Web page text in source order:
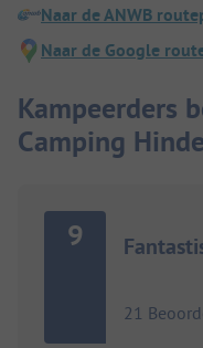
Naar de ANWB
Naar de Google
Kampeerders
Camping
9
21